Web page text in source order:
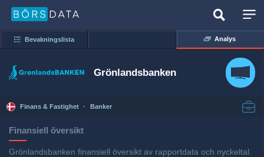
Bevakningslista Analys
Grönlandsbanken
Finans & Fastighet · Banker
Finansiell översikt
Grönlandsbanken finansiell översikt av rapportdata och nyckeltal.